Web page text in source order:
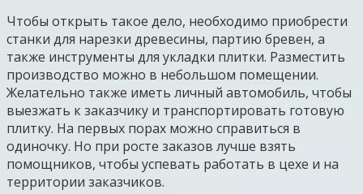
Чтобы открыть такое дело, необходимо приобрести
станки для нарезки древесины, партию бревен, а
также инструменты для укладки плитки. Разместить
производство можно в небольшом помещении.
Желательно также иметь личный автомобиль, чтобы
выезжать к заказчику и транспортировать готовую
плитку. На первых порах можно справиться в
одиночку. Но при росте заказов лучше взять
помощников, чтобы успевать работать в цехе и на
территории заказчиков.